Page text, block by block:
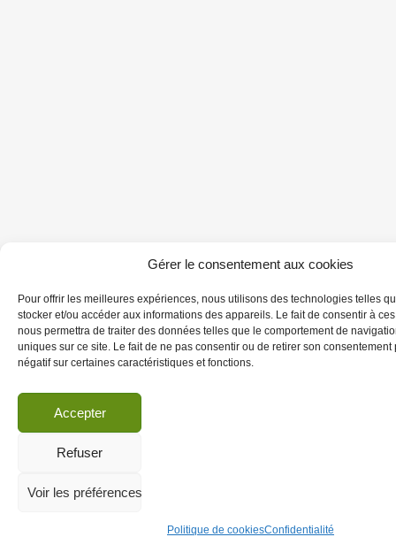
Gérer le consentement aux cookies
Pour offrir les meilleures expériences, nous utilisons des technologies telles
stocker et/ou accéder aux informations des appareils. Le fait de consentir à
nous permettra de traiter des données telles que le comportement de
uniques sur ce site. Le fait de ne pas consentir ou de retirer son consentement
négatif sur certaines caractéristiques et fonctions.
Accepter
Refuser
Voir les préférences
Politique de cookiesConfidentialité